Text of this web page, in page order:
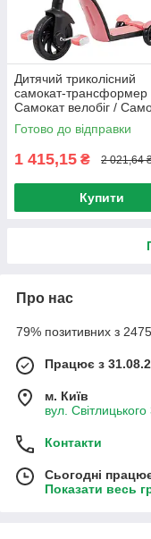
Дитячий триколісний
самокат-трансформер
Самокат велобіг /
для дітей / Триколісний
велосипед
Готово до відправки
1 415,15 ₴ 2 021,64
Купити
Про нас
79% позитивних з
Працює з
м. Київ
вул.
Контакти
Сьогодні
Показати весь